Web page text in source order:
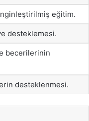
eğitim.
desteklemesi.
becerilerinin
desteklenmesi.